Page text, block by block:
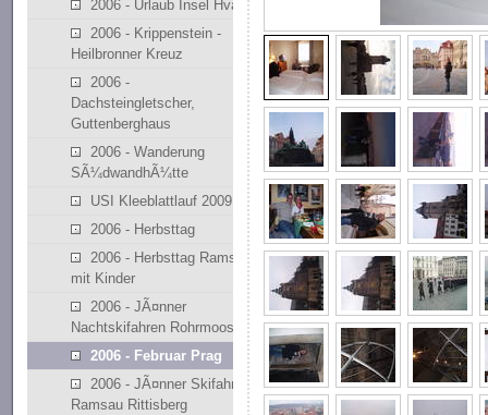
2006 - Urlaub Insel Hvar
2006 - Krippenstein -
Heilbronner Kreuz
2006 -
Dachsteingletscher,
Guttenberghaus
2006 - Wanderung
SÃ¼dwandhÃ¼tte
USI Kleeblattlauf 2009
2006 - Herbsttag
2006 - Herbsttag Ramsau
mit Kinder
2006 - JÃ¤nner
Nachtskifahren Rohrmoos
2006 - Februar Prag
2006 - JÃ¤nner Skifahren
Ramsau Rittisberg